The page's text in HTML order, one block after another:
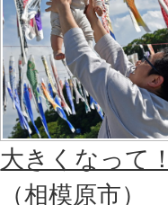
大きくなって
（相模原市）